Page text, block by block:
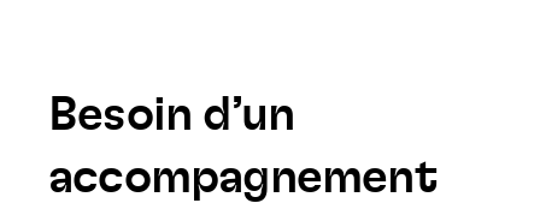
Besoin d’un
accompagnement